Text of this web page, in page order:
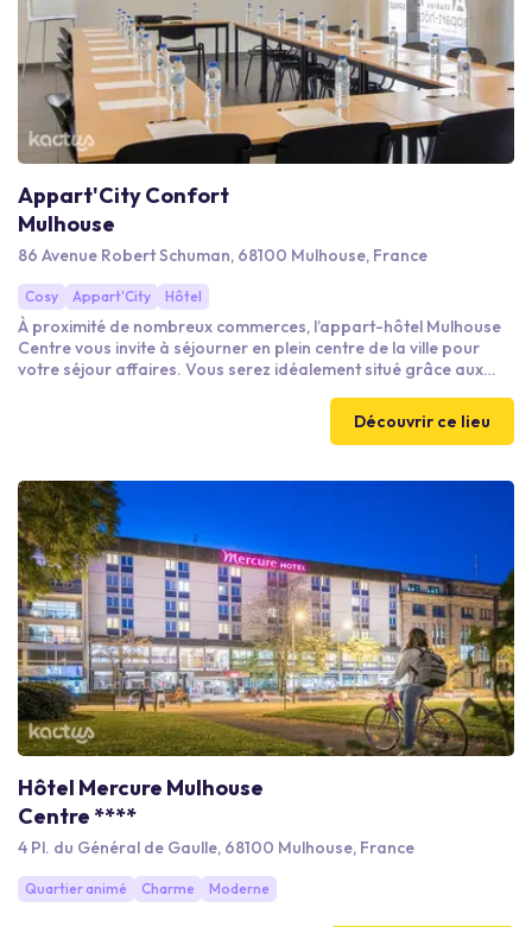
Appart'City Confort
Mulhouse
86 Avenue Robert Schuman, 68100 Mulhouse, France
Cosy Appart'City Hôtel
À proximité de nombreux commerces, l’appart-hôtel Mulhouse
Centre vous invite à séjourner en plein centre de la ville pour
votre séjour affaires. Vous serez idéalement situé grâce aux
frontières allemandes et suisses à moins de 30 minutes.
Découvrir ce lieu
Hôtel Mercure Mulhouse
Centre ****
4 Pl. du Général de Gaulle, 68100 Mulhouse, France
Quartier animé Charme Moderne